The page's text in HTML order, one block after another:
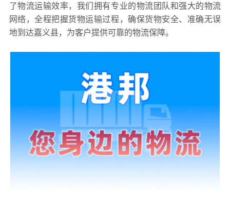
了物流运输效率，我们拥有专业的物流团队和强大的物流
网络，全程把握货物运输过程，确保货物安全、准确无误
地到达嘉义县，为客户提供可靠的物流保障。